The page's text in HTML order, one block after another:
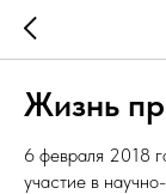
Жизнь
6 февраля 2018
участие в